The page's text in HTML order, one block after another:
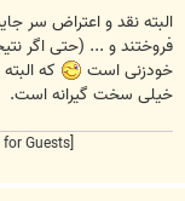
البته نقد و اعتراض سر
فروختند و ... (حتی اگر
خودزنی است
که
خیلی سخت گیرانه است.
Guests]